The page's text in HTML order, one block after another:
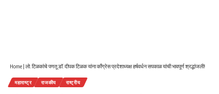
Home | लो. टिळकांचे पणतू डॉ. दीपक टिळक यांना काँग्रेस प्रदेशाध्यक्ष हर्षवर्धन सपकाळ यांची भावपूर्ण श्रद्धांजली!
महाराष्ट्र राजकीय राष्ट्रीय